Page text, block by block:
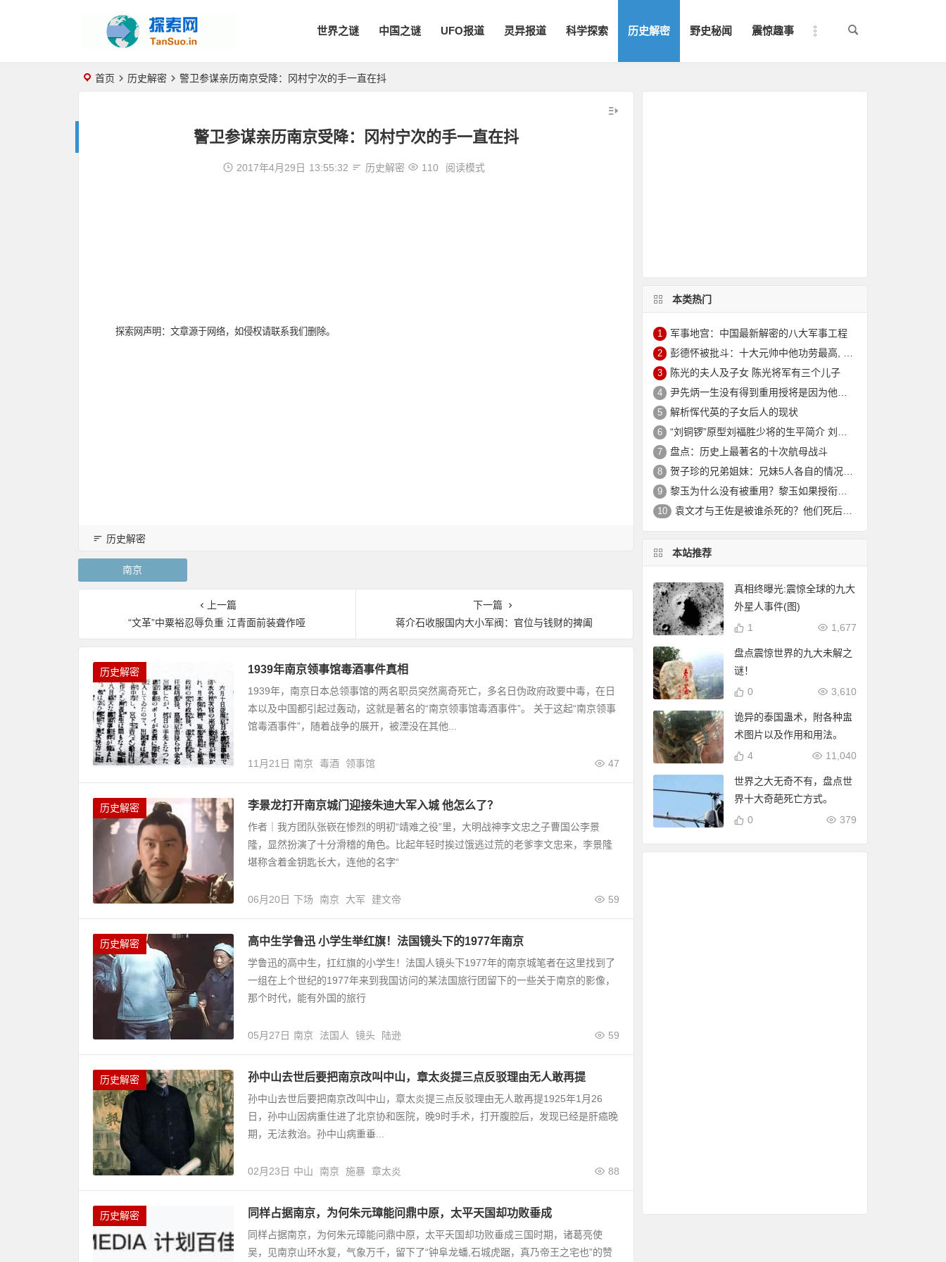
世界之谜 中国之谜 UFO报道 灵异报道 科学探索 历史解密 野史秘闻 震惊趣事
首页 历史解密 警卫参谋亲历南京受降：冈村宁次的手一直在抖
警卫参谋亲历南京受降：冈村宁次的手一直在抖
2017年4月29日 13:55:32 历史解密 110 阅读模式
探索网声明：文章源于网络，如侵权请联系我们删除。
历史解密
南京
上一篇
“文革”中粟裕忍辱负重 江青面前装聋作哑
下一篇
蒋介石收服国内大小军阀：官位与钱财的捭阖
历史解密 1939年南京领事馆毒酒事件真相
1939年，南京日本总领事馆的两名职员突然离奇死亡，多名日伪政府政要中毒，在日
本以及中国都引起过轰动，这就是著名的“南京领事馆毒酒事件”。 关于这起“南京领事
馆毒酒事件”，随着战争的展开，被湮没在其他...
11月21日 47
南京 毒酒 领事馆
历史解密 李景龙打开南京城门迎接朱迪大军入城 他怎么了？
作者｜我方团队张嵚在惨烈的明初“靖难之役”里，大明战神李文忠之子曹国公李景
隆，显然扮演了十分滑稽的角色。比起年轻时挨过饿逃过荒的老爹李文忠来，李景隆
堪称含着金钥匙长大，连他的名字“
06月20日 59
下场 南京 大军 建文帝
历史解密 高中生学鲁迅 小学生举红旗！法国镜头下的1977年南京
学鲁迅的高中生，扛红旗的小学生！法国人镜头下1977年的南京城笔者在这里找到了
一组在上个世纪的1977年来到我国访问的某法国旅行团留下的一些关于南京的影像，
那个时代，能有外国的旅行
05月27日 59
南京 法国人 镜头 陆逊
历史解密 孙中山去世后要把南京改叫中山，章太炎提三点反驳理由无人敢再提
孙中山去世后要把南京改叫中山，章太炎提三点反驳理由无人敢再提1925年1月26
日，孙中山因病重住进了北京协和医院，晚9时手术，打开腹腔后，发现已经是肝癌晚
期，无法救治。孙中山病重垂...
02月23日 88
中山 南京 施暴 章太炎
历史解密 同样占据南京，为何朱元璋能问鼎中原，太平天国却功败垂成
同样占据南京，为何朱元璋能问鼎中原，太平天国却功败垂成三国时期，诸葛亮使
吴，见南京山环水复，气象万千，留下了“钟阜龙蟠,石城虎踞，真乃帝王之宅也”的赞
本类热门
1 军事地宫：中国最新解密的八大军事工程
2 彭德怀被批斗：十大元帅中他功劳最高, 却被批斗最惨8年囚禁生活
3 陈光的夫人及子女 陈光将军有三个儿子
4 尹先炳一生没有得到重用授将是因为他个人方面有生活作风问题？
5 解析恽代英的子女后人的现状
6 “刘铜锣”原型刘福胜少将的生平简介 刘福胜的老婆是谁？
7 盘点：历史上最著名的十次航母战斗
8 贺子珍的兄弟姐妹：兄妹5人各自的情况介绍
9 黎玉为什么没有被重用？黎玉如果授衔会是什么军衔？
10 袁文才与王佐是被谁杀死的？他们死后其后代情况如何？
本站推荐
真相终曝光:震惊全球的九大
外星人事件(图)
1,677
1
盘点震惊世界的九大未解之
谜！
3,610
0
诡异的泰国蛊术，附各种盅
术图片以及作用和用法。
11,040
4
世界之大无奇不有，盘点世
界十大奇葩死亡方式。
379
0